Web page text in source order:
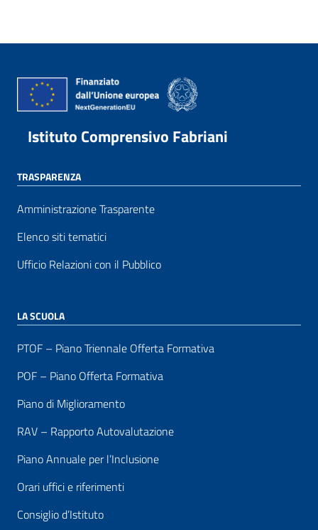
Istituto Comprensivo Fabriani
TRASPARENZA
Amministrazione Trasparente
Elenco siti tematici
Ufficio Relazioni con il Pubblico
LA SCUOLA
PTOF – Piano Triennale Offerta Formativa
POF – Piano Offerta Formativa
Piano di Miglioramento
RAV – Rapporto Autovalutazione
Piano Annuale per l’Inclusione
Orari uffici e riferimenti
Consiglio d’Istituto